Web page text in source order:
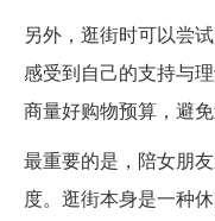
另外，逛街时可以尝
感受到自己的支持与
商量好购物预算，避免
最重要的是，陪女朋
度。逛街本身是一种